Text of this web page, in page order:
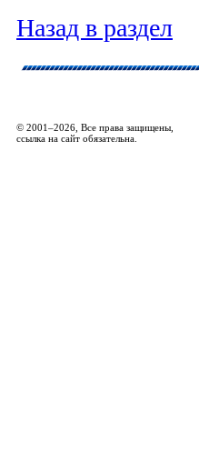
Назад в раздел
© 2001–2026, Все права защищены,
ссылка на сайт обязательна.